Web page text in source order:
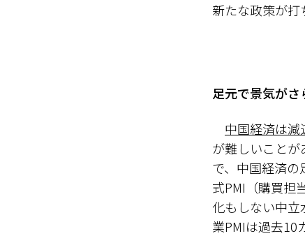
新たな政策が打
足元で景気が
中国経済は減
が難しいこと
で、中国経済
式PMI（購買担
化もしない中
業PMIは過去10